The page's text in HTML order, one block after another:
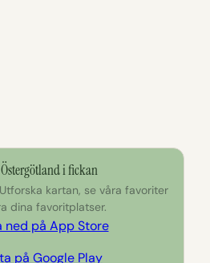
i fickan
kartan, se våra favoriter
dina favoritplatser.